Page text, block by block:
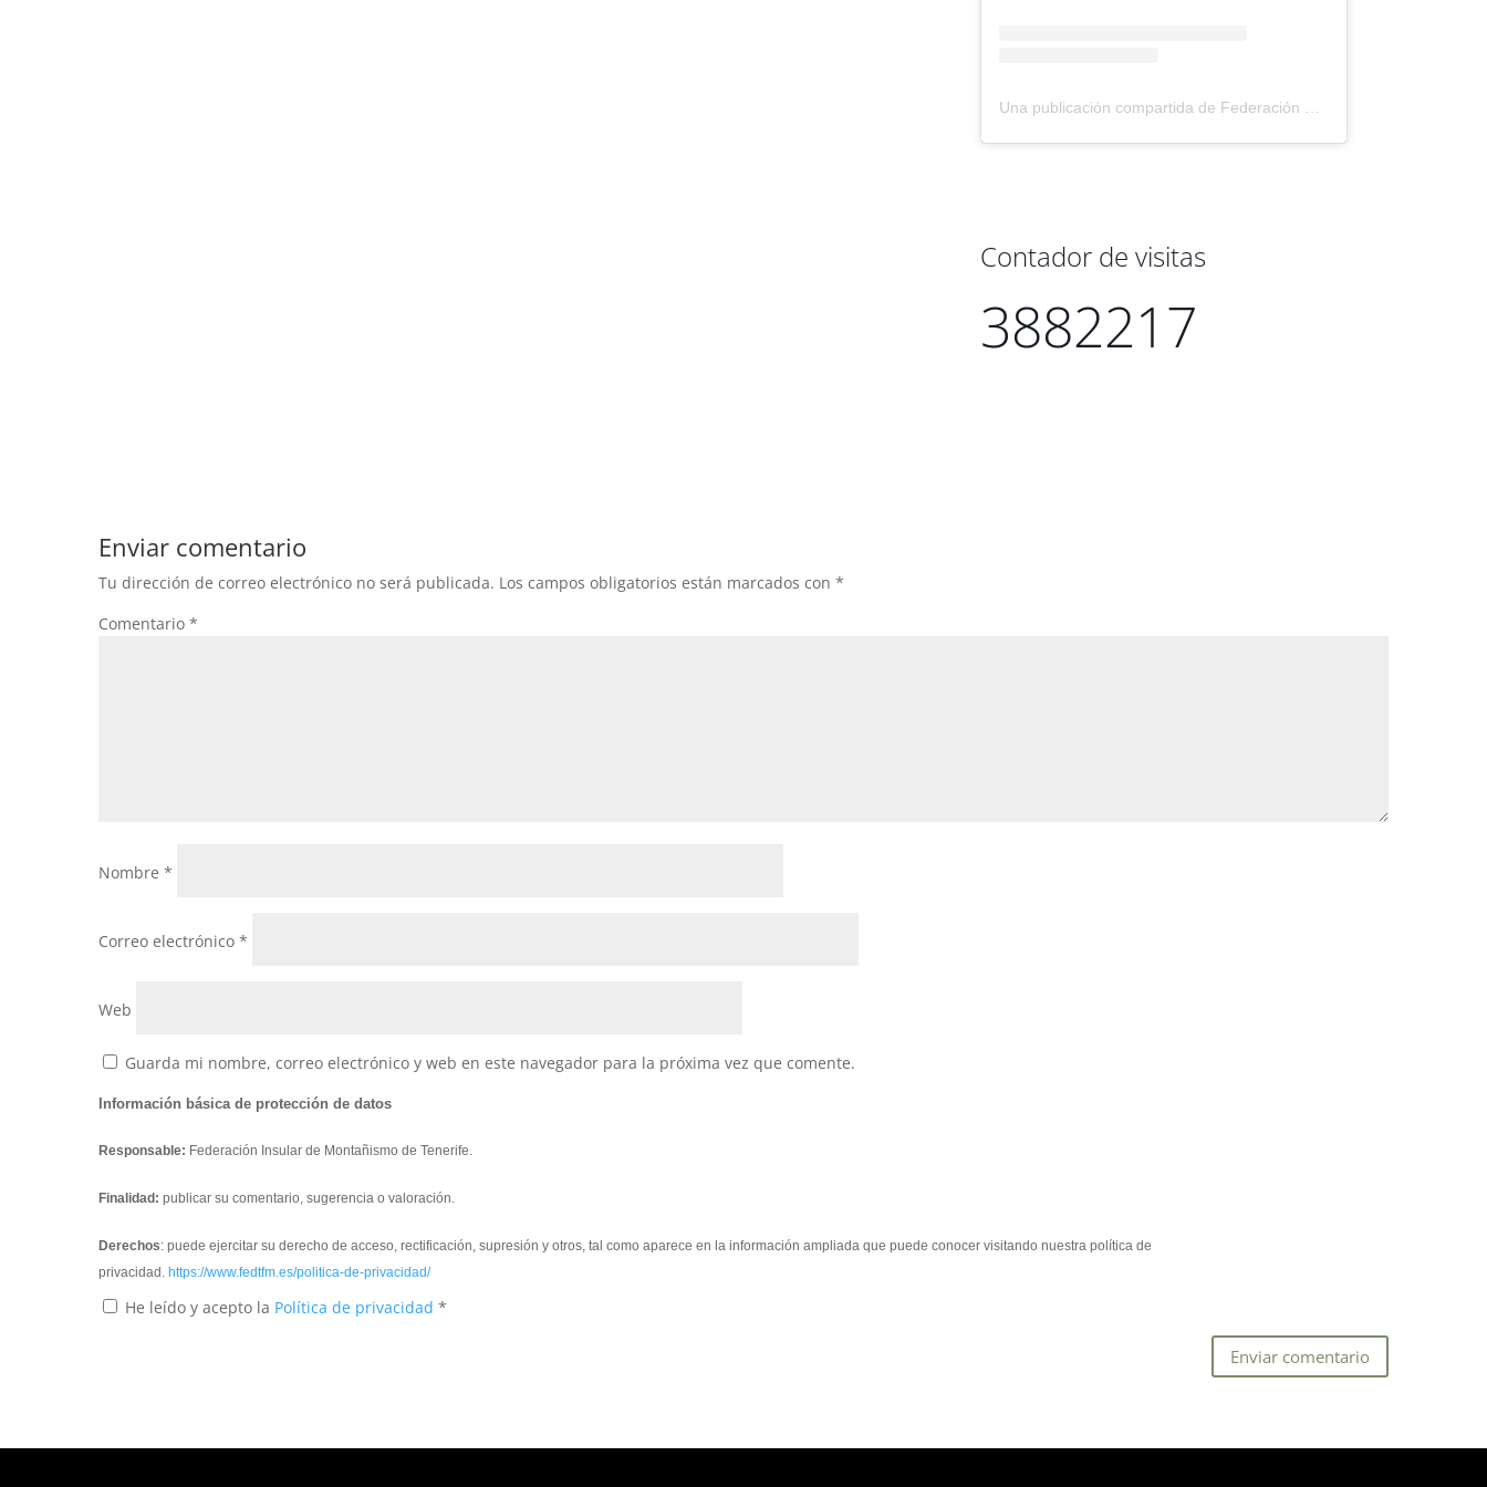
Contador de visitas
3882217
Enviar comentario
Tu dirección de correo electrónico no será publicada. Los campos obligatorios están marcados con *
Comentario *
Nombre *
Correo electrónico *
Web
Guarda mi nombre, correo electrónico y web en este navegador para la próxima vez que comente.
Información básica de protección de datos
Responsable: Federación Insular de Montañismo de Tenerife.
Finalidad: publicar su comentario, sugerencia o valoración.
Derechos: puede ejercitar su derecho de acceso, rectificación, supresión y otros, tal como aparece en la información ampliada que puede conocer visitando nuestra política de
privacidad. https://www.fedtfm.es/politica-de-privacidad/
He leído y acepto la Política de privacidad *